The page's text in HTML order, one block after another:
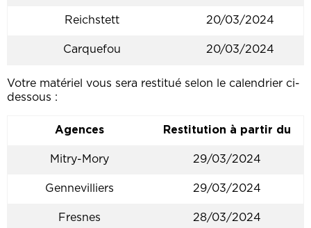
Reichstett 20/03/2024
Carquefou 20/03/2024
Votre matériel vous sera restitué selon le calendrier ci-
dessous :
Agences Restitution à partir du
Mitry-Mory 29/03/2024
Gennevilliers 29/03/2024
Fresnes 28/03/2024